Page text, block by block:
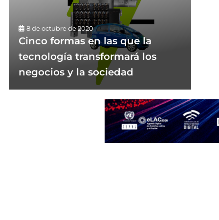
8 de octubre de 2020
Cinco formas en las que la
tecnología transformará los
negocios y la sociedad